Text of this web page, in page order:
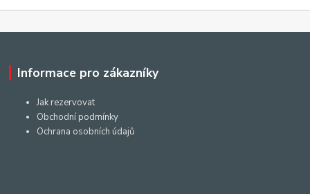
Informace pro zákazníky
Jak rezervovat
Obchodní podmínky
Ochrana osobních údajů